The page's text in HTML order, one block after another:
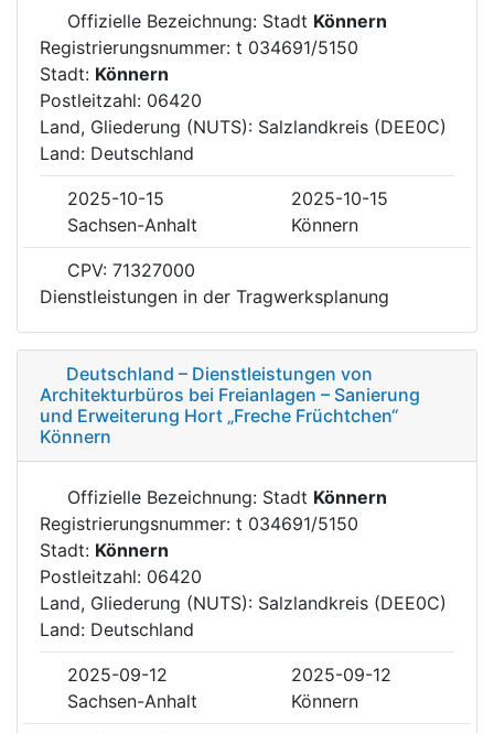
Offizielle Bezeichnung: Stadt Könnern
Registrierungsnummer: t 034691/5150
Stadt: Könnern
Postleitzahl: 06420
Land, Gliederung (NUTS): Salzlandkreis (DEE0C)
Land: Deutschland
2025-10-15
2025-10-15
Sachsen-Anhalt
Könnern
CPV: 71327000
Dienstleistungen in der Tragwerksplanung
Deutschland – Dienstleistungen von
Architekturbüros bei Freianlagen – Sanierung
und Erweiterung Hort „Freche Früchtchen“
Könnern
Offizielle Bezeichnung: Stadt Könnern
Registrierungsnummer: t 034691/5150
Stadt: Könnern
Postleitzahl: 06420
Land, Gliederung (NUTS): Salzlandkreis (DEE0C)
Land: Deutschland
2025-09-12
2025-09-12
Sachsen-Anhalt
Könnern